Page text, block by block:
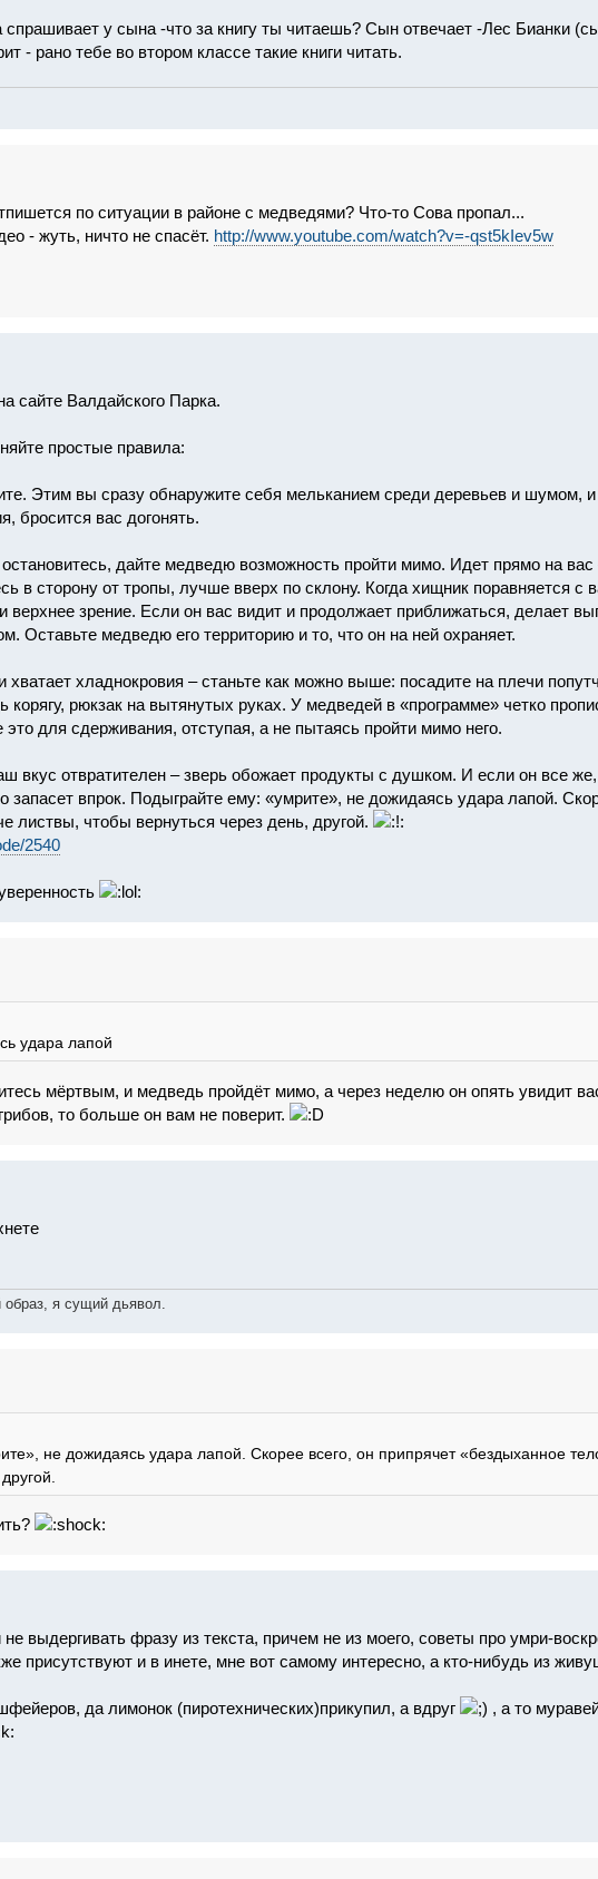
у сына -что за книгу ты читаешь? Сын отвечает -Лес Бианки
- рано тебе во втором классе такие книги читать.
по ситуации в районе с медведями? Что-то Сова пропал...
- жуть, ничто не спасёт. http://www.youtube.com/watch?v=-qst5kIev5w
сайте Валдайского Парка.
простые правила:
Этим вы сразу обнаружите себя мельканием среди деревьев и шумом,
бросится вас догонять.
дайте медведю возможность пройти мимо. Идет прямо на
в сторону от тропы, лучше вверх по склону. Когда хищник поравняется с
верхнее зрение. Если он вас видит и продолжает приближаться, делает
Оставьте медведю его территорию и то, что он на ней охраняет.
хватает хладнокровия – станьте как можно выше: посадите на плечи
корягу, рюкзак на вытянутых руках. У медведей в «программе» четко
для сдерживания, отступая, а не пытаясь пройти мимо него.
вкус отвратителен – зверь обожает продукты с душком. И если он все же,
запасет впрок. Подыграйте ему: «умрите», не дожидаясь удара лапой.
листвы, чтобы вернуться через день, другой.
2540
удара лапой
мёртвым, и медведь пройдёт мимо, а через неделю он опять увидит
то больше он вам не поверит.
образ, я сущий дьявол.
не дожидаясь удара лапой. Скорее всего, он припрячет «бездыханное
выдергивать фразу из текста, причем не из моего, советы про умри-
присутствуют и в инете, мне вот самому интересно, а кто-нибудь из
да лимонок (пиротехнических)прикупил, а вдруг
, а то